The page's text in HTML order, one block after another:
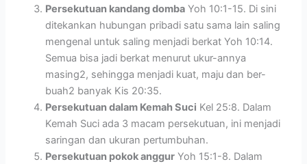
Persekutuan kandang domba Yoh 10:1-15. Di sini
ditekankan hubungan pribadi satu sama lain saling
mengenal untuk saling menjadi berkat Yoh 10:14.
Semua bisa jadi berkat menurut ukur-annya
masing2, sehingga menjadi kuat, maju dan ber-
buah2 banyak Kis 20:35.
Persekutuan dalam Kemah Suci Kel 25:8. Dalam
Kemah Suci ada 3 macam persekutuan, ini menjadi
saringan dan ukuran pertumbuhan.
Persekutuan pokok anggur Yoh 15:1-8. Dalam